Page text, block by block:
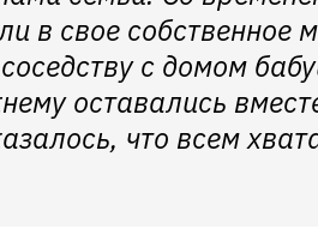
в свое собственное
с домом
оставались
что всем